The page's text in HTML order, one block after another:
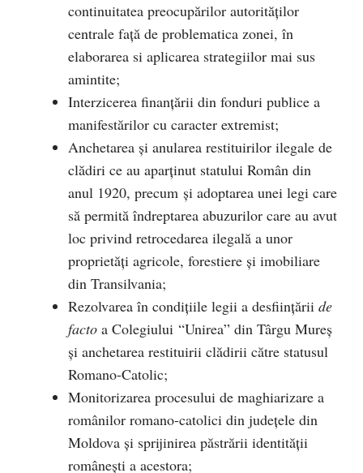
continuitatea preocupărilor autorităţilor
centrale faţă de problematica zonei, în
elaborarea si aplicarea strategiilor mai sus
amintite;
Interzicerea finanțării din fonduri publice a
manifestărilor cu caracter extremist;
Anchetarea și anularea restituirilor ilegale de
clădiri ce au aparținut statului Român din
anul 1920, precum și adoptarea unei legi care
să permită îndreptarea abuzurilor care au avut
loc privind retrocedarea ilegală a unor
proprietăţi agricole, forestiere şi imobiliare
din Transilvania;
Rezolvarea în condițiile legii a desființării de
facto a Colegiului “Unirea” din Târgu Mureș
și anchetarea restituirii clădirii către statusul
Romano-Catolic;
Monitorizarea procesului de maghiarizare a
românilor romano-catolici din judeţele din
Moldova şi sprijinirea păstrării identităţii
româneşti a acestora;